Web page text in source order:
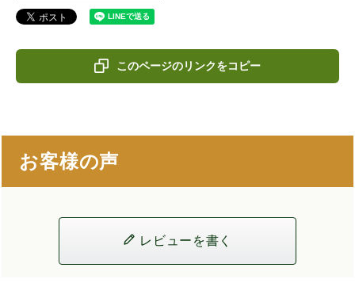
このページのリンクをコピー
お客様の声
レビューを書く